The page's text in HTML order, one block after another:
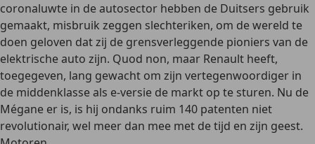
coronaluwte in de autosector hebben de Duitsers gebruik
gemaakt, misbruik zeggen slechteriken, om de wereld te
doen geloven dat zij de grensverleggende pioniers van de
elektrische auto zijn. Quod non, maar Renault heeft,
toegegeven, lang gewacht om zijn vertegenwoordiger in
de middenklasse als e-versie de markt op te sturen. Nu de
Mégane er is, is hij ondanks ruim 140 patenten niet
revolutionair, wel meer dan mee met de tijd en zijn geest.